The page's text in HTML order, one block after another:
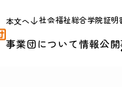
本文へ 社会福祉総合学院証明
事業団について情報公開